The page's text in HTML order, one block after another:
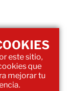
este sitio,
que
mejorar tu